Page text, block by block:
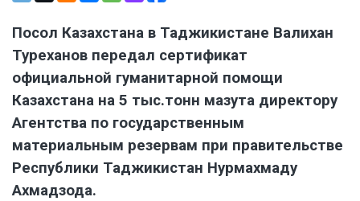
Посол Казахстана в Таджикистане Валихан
Туреханов передал сертификат
официальной гуманитарной помощи
Казахстана на 5 тыс.тонн мазута директору
Агентства по государственным
материальным резервам при правительстве
Республики Таджикистан Нурмахмаду
Ахмадзода.